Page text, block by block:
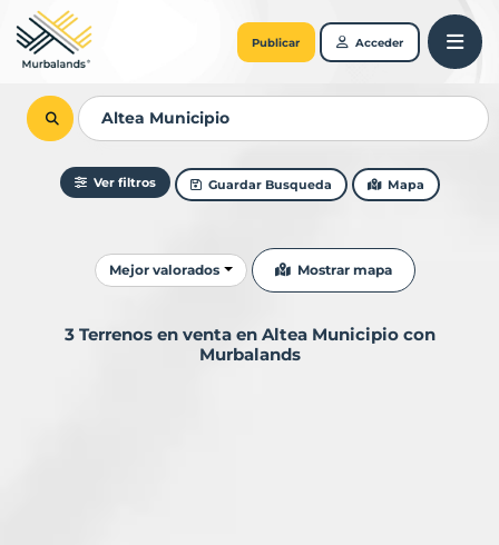
Publicar Acceder
Ver filtros Guardar Busqueda Mapa
Ordenar resultados
Mejor valorados Mostrar mapa
3 Terrenos en venta en Altea Municipio con
Murbalands